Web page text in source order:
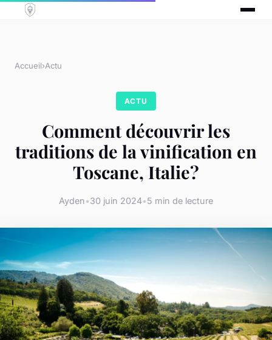
Accueil›Actu
ACTU
Comment découvrir les
traditions de la vinification en
Toscane, Italie?
Ayden•30 juin 2024•5 min de lecture